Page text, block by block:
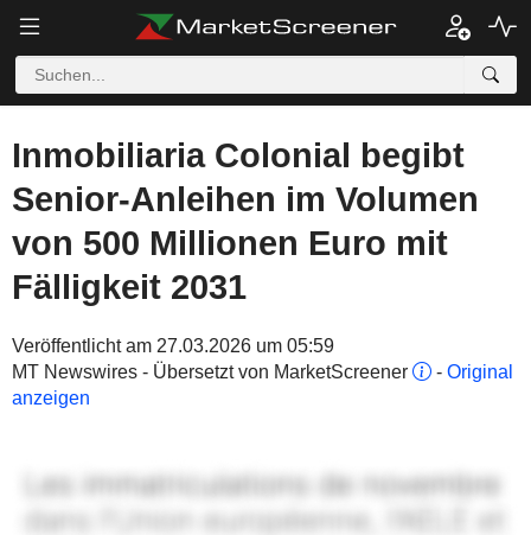
Inmobiliaria Colonial begibt
Senior-Anleihen im Volumen
von 500 Millionen Euro mit
Fälligkeit 2031
Veröffentlicht am 27.03.2026 um 05:59
MT Newswires - Übersetzt von MarketScreener
- Original
anzeigen